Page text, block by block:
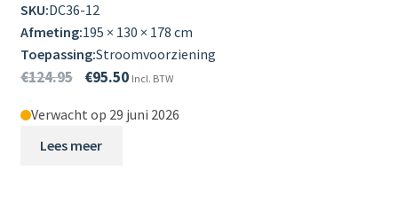
SKU:DC36-12
Afmeting:195 × 130 × 178 cm
Toepassing:Stroomvoorziening
€124.95 €95.50 Incl. BTW
Verwacht op 29 juni 2026
Lees meer